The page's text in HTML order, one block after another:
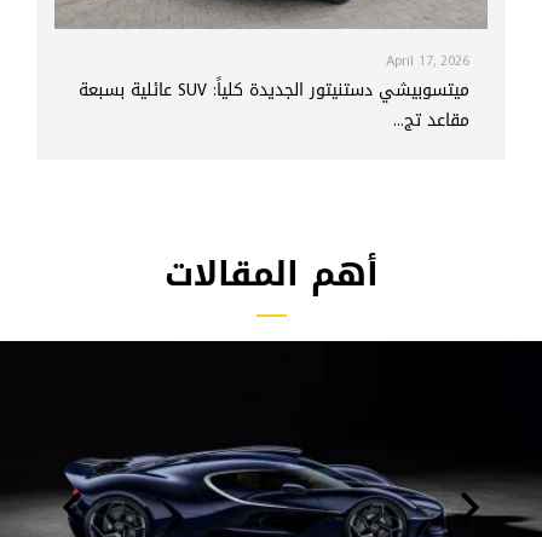
April 17, 2026
ميتسوبيشي دستنيتور الجديدة كلياً: SUV عائلية بسبعة
مقاعد تج...
أهم المقالات